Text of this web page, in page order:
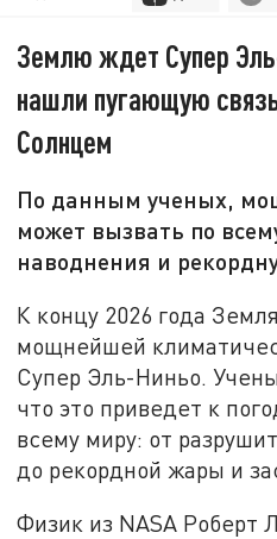
Землю ждет Супер
нашли пугающую
Солнцем
По данным ученых,
может вызвать по
наводнения и
К концу 2026 года
мощнейшей
Супер Эль-Ниньо.
что это приведет к
всему миру: от
до рекордной жары и
Физик из NASA Роберт